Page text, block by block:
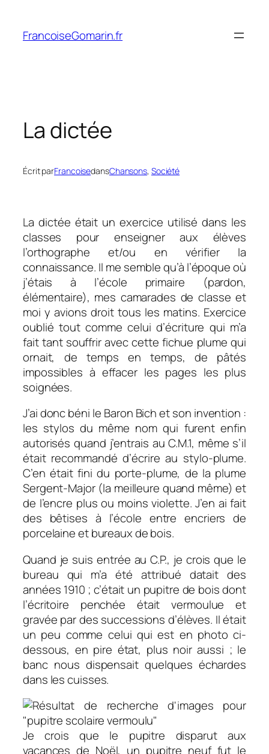
contenu
FrancoiseGomarin.fr
La dictée
Écrit parFrancoisedansChansons, Société
La dictée était un exercice utilisé dans les
classes pour enseigner aux élèves
l’orthographe et/ou en vérifier la
connaissance. Il me semble qu’à l’époque où
j’étais à l’école primaire (pardon,
élémentaire), mes camarades de classe et
moi y avions droit tous les matins. Exercice
oublié tout comme celui d’écriture qui m’a
fait tant souffrir avec cette fichue plume qui
ornait, de temps en temps, de pâtés
impossibles à effacer les pages les plus
soignées.
J’ai donc béni le Baron Bich et son invention :
les stylos du même nom qui furent enfin
autorisés quand j’entrais au C.M.1, même s’il
était recommandé d’écrire au stylo-plume.
C’en était fini du porte-plume, de la plume
Sergent-Major (la meilleure quand même) et
de l’encre plus ou moins violette. J’en ai fait
des bêtises à l’école entre encriers de
porcelaine et bureaux de bois.
Quand je suis entrée au C.P., je crois que le
bureau qui m’a été attribué datait des
années 1910 ; c’était un pupitre de bois dont
l’écritoire penchée était vermoulue et
gravée par des successions d’élèves. Il était
un peu comme celui qui est en photo ci-
dessous, en pire état, plus noir aussi ; le
banc nous dispensait quelques échardes
dans les cuisses.
Je crois que le pupitre disparut aux
vacances de Noël, un pupitre neuf fut le